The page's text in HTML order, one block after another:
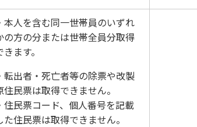
本人を含む同一世帯員のいずれ
の方の分または世帯全員分取得
きます。
転出者・死亡者等の除票や改製
住民票は取得できません。
住民票コード、個人番号を記載
た住民票は取得できません。